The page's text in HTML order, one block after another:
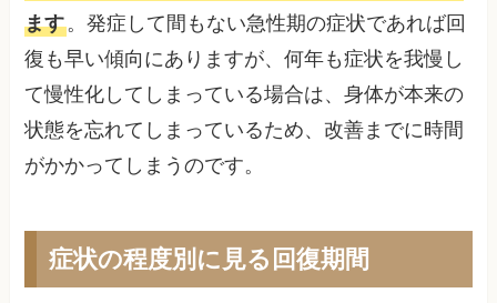
ます。発症して間もない急性期の症状であれば回
復も早い傾向にありますが、何年も症状を我慢し
て慢性化してしまっている場合は、身体が本来の
状態を忘れてしまっているため、改善までに時間
がかかってしまうのです。
症状の程度別に見る回復期間